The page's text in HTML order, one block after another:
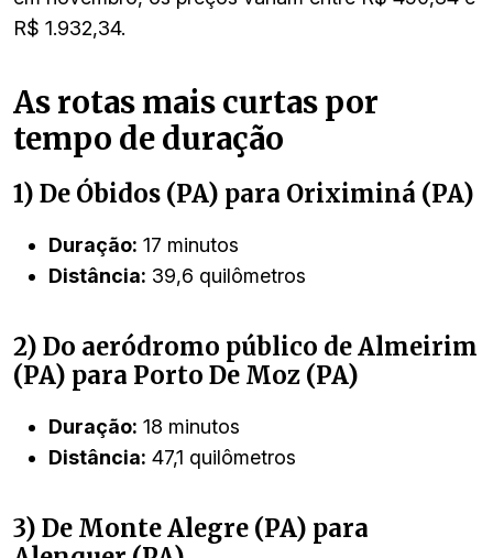
R$ 1.932,34.
As rotas mais curtas por
tempo de duração
1) De Óbidos (PA) para Oriximiná (PA)
Duração: 17 minutos
Distância: 39,6 quilômetros
2) Do aeródromo público de Almeirim
(PA) para Porto De Moz (PA)
Duração: 18 minutos
Distância: 47,1 quilômetros
3) De Monte Alegre (PA) para